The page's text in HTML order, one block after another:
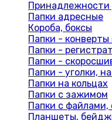
Принадлежности
Папки адресные
Короба, боксы
Папки - конверты
Папки -
Папки -
Папки - уголки,
Папки на кольцах
Папки с зажимом
Папки с файлами,
Планшеты,